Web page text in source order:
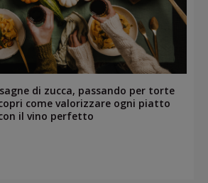
di zucca, passando per torte
come valorizzare ogni piatto
il vino perfetto